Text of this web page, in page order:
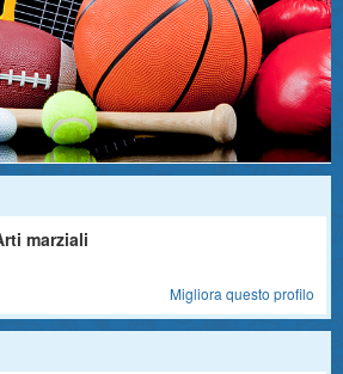
marziali
Migliora questo profilo